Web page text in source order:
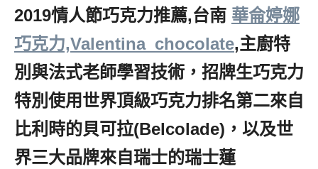
2019情人節巧克力推薦,台南 華侖婷娜
巧克力,Valentina_chocolate,主廚特
別與法式老師學習技術，招牌生巧克力
特別使用世界頂級巧克力排名第二來自
比利時的貝可拉(Belcolade)，以及世
界三大品牌來自瑞士的瑞士蓮